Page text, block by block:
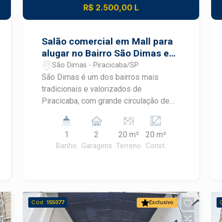
imobiliário de Piracicaba. Agende sua
R$ 2.500,00 L
Salão comercial em Mall para
alugar no Bairro São Dimas em
Piracicaba
São Dimas - Piracicaba/SP
São Dimas é um dos bairros mais
tradicionais e valorizados de
Piracicaba, com grande circulação de
Este Mall comercial está em
localização estratégica, próximo à
Academia Position, escolas e ESALQ,
para lojas, conveniência, estética ou
serviços Fachada em Mall com ótima
exposição comercial Banheiro privativo
1
Banho
2
Garagens
20 m²
Terreno
20 m²
Const.
Exclusivo
Cód. 155077